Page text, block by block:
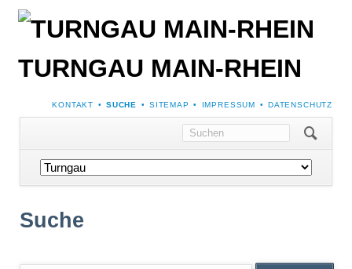
TURNGAU MAIN-RHEIN
NAVIGATION
ÜBERSPRINGEN
KONTAKT SUCHE SITEMAP IMPRESSUM DATENSCHUTZ
Navigation
überspringen
Suche